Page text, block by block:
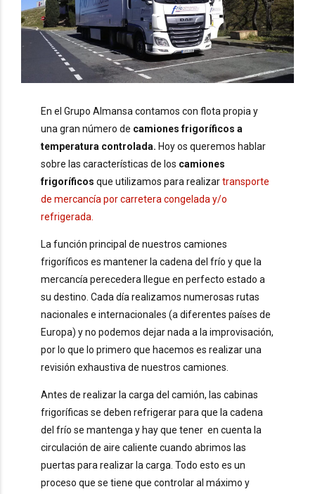
En el Grupo Almansa contamos con flota propia y
una gran número de camiones frigoríficos a
temperatura controlada. Hoy os queremos hablar
sobre las características de los camiones
frigoríficos que utilizamos para realizartransporte
de mercancía por carretera congelada y/o
refrigerada.
La función principal de nuestros camiones
frigoríficos es mantener la cadena del frío y que la
mercancía perecedera llegue en perfecto estado a
su destino. Cada día realizamos numerosas rutas
nacionales e internacionales (a diferentes países de
Europa) y no podemos dejar nada a la improvisación,
por lo que lo primero que hacemos es realizar una
revisión exhaustiva de nuestros camiones.
Antes de realizar la carga del camión, las cabinas
frigoríficas se deben refrigerar para que la cadena
del frío se mantenga y hay que tener en cuenta la
circulación de aire caliente cuando abrimos las
puertas para realizar la carga. Todo esto es un
proceso que se tiene que controlar al máximo y